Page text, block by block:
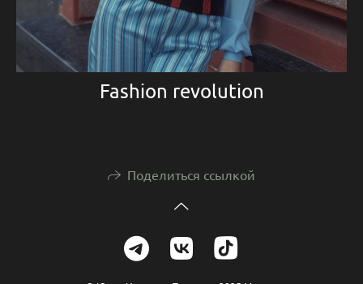
Fashion revolution
Поделиться ссылкой